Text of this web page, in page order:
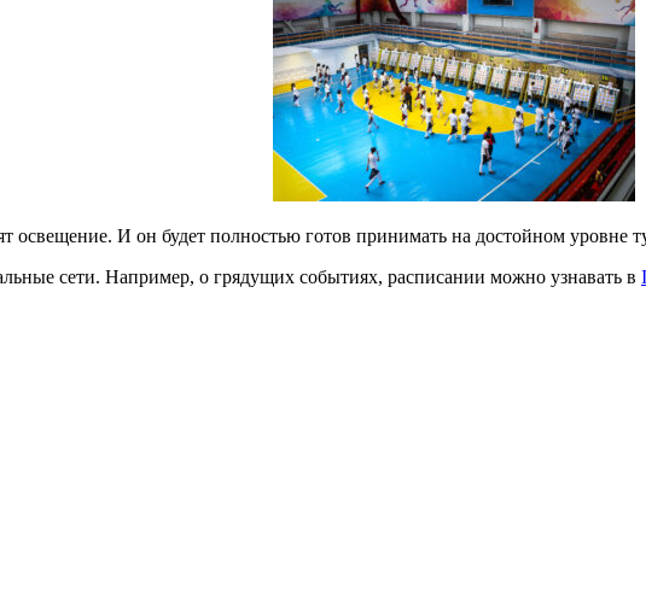
освещение. И он будет полностью готов принимать на достойном уровне
сети. Например, о грядущих событиях, расписании можно узнавать в